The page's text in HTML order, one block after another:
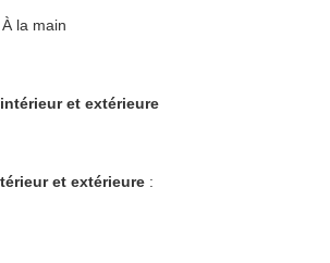
À la main
et extérieure
et extérieure :